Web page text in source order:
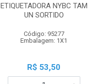
ETIQUETADORA NYBC TAM
UN SORTIDO
Código: 95277
Embalagem: 1X1
R$ 53,50